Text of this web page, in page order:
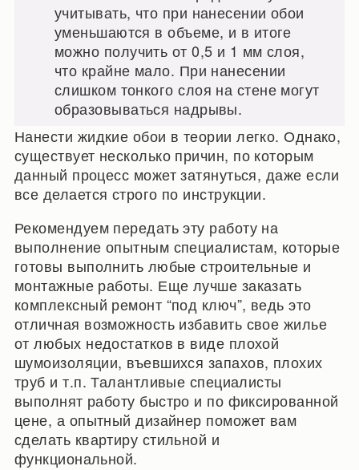
учитывать, что при нанесении обои
уменьшаются в объеме, и в итоге
можно получить от 0,5 и 1 мм слоя,
что крайне мало. При нанесении
слишком тонкого слоя на стене могут
образовываться надрывы.
Нанести жидкие обои в теории легко. Однако,
существует несколько причин, по которым
данный процесс может затянуться, даже если
все делается строго по инструкции.
Рекомендуем передать эту работу на
выполнение опытным специалистам, которые
готовы выполнить любые строительные и
монтажные работы. Еще лучше заказать
комплексный ремонт “под ключ”, ведь это
отличная возможность избавить свое жилье
от любых недостатков в виде плохой
шумоизоляции, въевшихся запахов, плохих
труб и т.п. Талантливые специалисты
выполнят работу быстро и по фиксированной
цене, а опытный дизайнер поможет вам
сделать квартиру стильной и
функциональной.